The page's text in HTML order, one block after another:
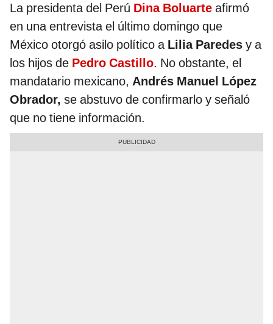
La presidenta del Perú Dina Boluarte afirmó
en una entrevista el último domingo que
México otorgó asilo político a Lilia Paredes y a
los hijos de Pedro Castillo. No obstante, el
mandatario mexicano, Andrés Manuel López
Obrador, se abstuvo de confirmarlo y señaló
que no tiene información.